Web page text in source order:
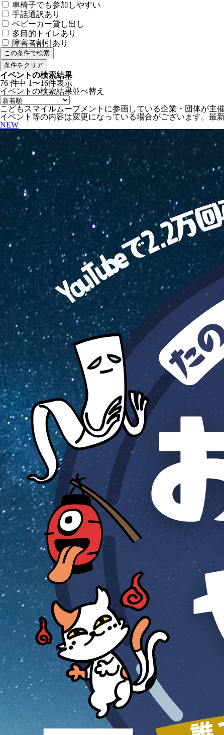
車椅子でも参加しやすい
手話通訳あり
ベビーカー貸し出し
多目的トイレあり
障害者割引あり
条件をクリア
イベントの検索結果
76 件中 1〜16件表示
イベントの検索結果並べ替え
こどもスマイルムーブメントに参画している企業・団体が主
イベント等の内容は変更になっている場合がございます。最
NEW